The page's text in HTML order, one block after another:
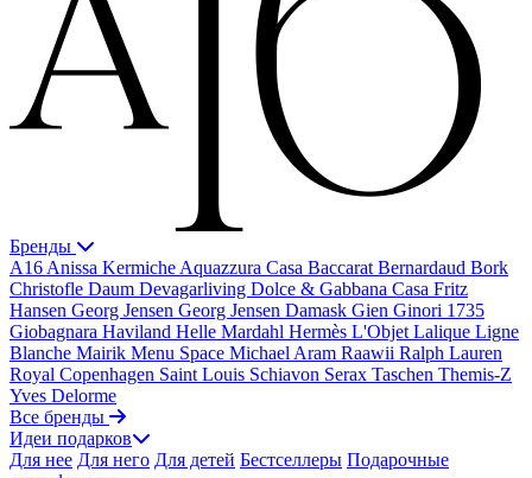
Бренды
A16 Anissa Kermiche Aquazzura Casa Baccarat Bernardaud Bork
Christofle Daum Devagarliving Dolce & Gabbana Casa Fritz
Hansen Georg Jensen Georg Jensen Damask Gien Ginori 1735
Giobagnara Haviland Helle Mardahl Hermès L'Objet Lalique Ligne
Blanche Mairik Menu Space Michael Aram Raawii Ralph Lauren
Royal Copenhagen Saint Louis Schiavon Serax Taschen Themis-Z
Yves Delorme
Все бренды
Идеи подарков
Для нее Для него Для детей Бестселлеры Подарочные